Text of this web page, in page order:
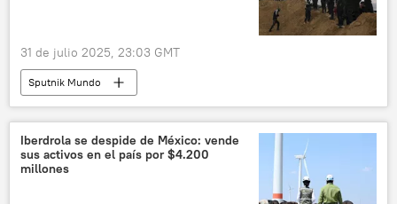
31 de julio 2025, 23:03 GMT
Sputnik Mundo
Iberdrola se despide de México: vende
sus activos en el país por $4.200
millones